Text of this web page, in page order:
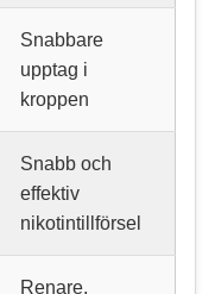
Snabbare
upptag i
kroppen
Snabb och
effektiv
nikotintillförsel
Renare,